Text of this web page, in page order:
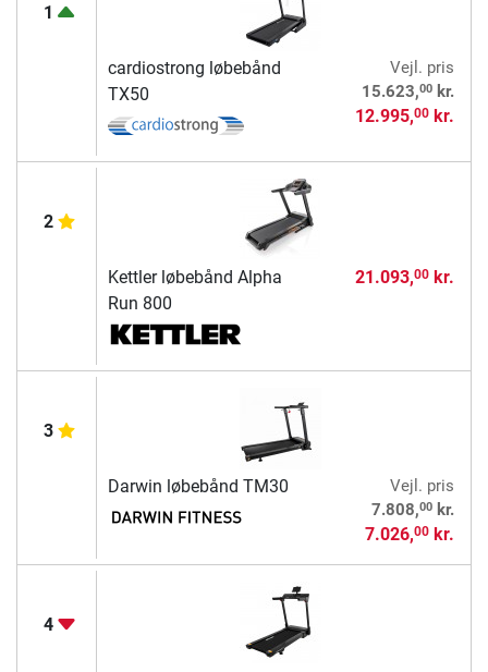
1
cardiostrong løbebånd
TX50
Vejl. pris
15.623,00kr.
12.995,00kr.
2
Kettler løbebånd Alpha
Run 800
21.093,00kr.
3
Darwin løbebånd TM30
Vejl. pris
7.808,00kr.
7.026,00kr.
4